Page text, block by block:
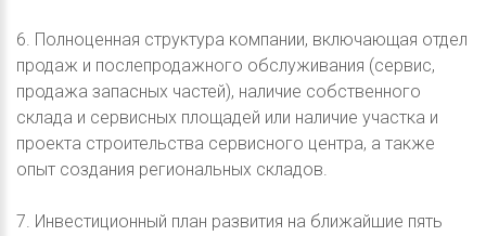
6. Полноценная структура компании, включающая отдел
продаж и послепродажного обслуживания (сервис,
продажа запасных частей), наличие собственного
склада и сервисных площадей или наличие участка и
проекта строительства сервисного центра, а также
опыт создания региональных складов.
7. Инвестиционный план развития на ближайшие пять